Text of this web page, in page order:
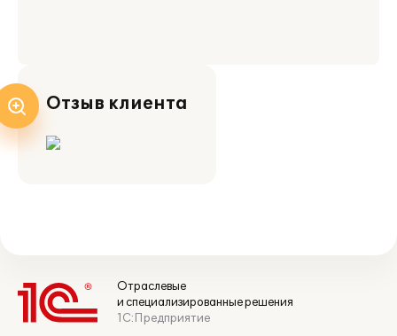
Отзыв клиента
Отраслевые
и специализированные решения
1С:Предприятие